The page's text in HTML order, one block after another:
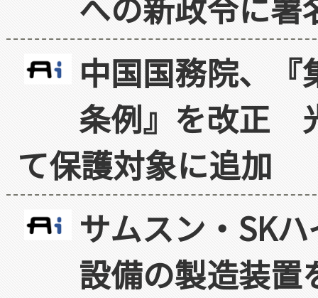
中国国務院、
条例』を改正
て保護対象に追加
サムスン・SK
設備の製造装置